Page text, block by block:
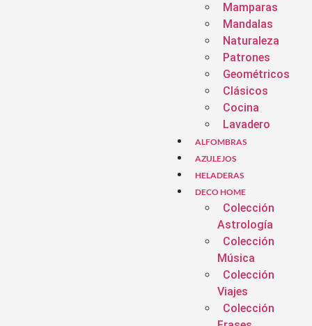
Mamparas
Mandalas
Naturaleza
Patrones
Geométricos
Clásicos
Cocina
Lavadero
ALFOMBRAS
AZULEJOS
HELADERAS
DECO HOME
Colección
Astrología
Colección
Música
Colección
Viajes
Colección